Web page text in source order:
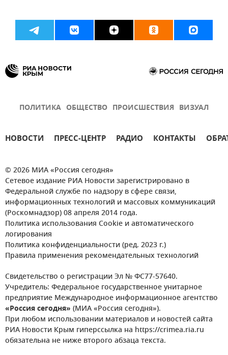
ПОЛИТИКА ОБЩЕСТВО ПРОИСШЕСТВИЯ ВИЗУАЛ
НОВОСТИ ПРЕСС-ЦЕНТР РАДИО КОНТАКТЫ
© 2026 МИА «Россия сегодня»
Сетевое издание РИА Новости зарегистрировано в
Федеральной службе по надзору в сфере связи,
информационных технологий и массовых коммуникаций
(Роскомнадзор) 08 апреля 2014 года.
Политика использования Cookie и автоматического
логирования
Политика конфиденциальности (ред. 2023 г.)
Правила применения рекомендательных технологий
Свидетельство о регистрации Эл № ФС77-57640.
Учредитель: Федеральное государственное унитарное
предприятие Международное информационное агентство
«Россия сегодня» (МИА «Россия сегодня»).
При любом использовании материалов и новостей сайта
РИА Новости Крым гиперссылка на https://crimea.ria.ru
обязательна не ниже второго абзаца текста.